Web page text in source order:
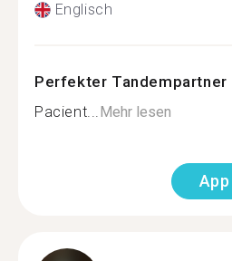
Englisch
Perfekter Tandempartner
Pacient...Mehr lesen